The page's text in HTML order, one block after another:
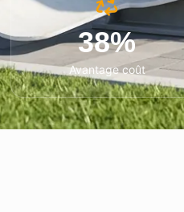
38%
Avantage coût